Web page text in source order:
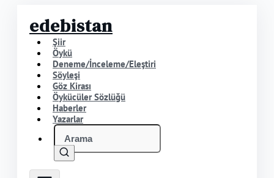
edebistan
Şiir
Öykü
Deneme/İnceleme/Eleştiri
Söyleşi
Göz Kirası
Öykücüler Sözlüğü
Haberler
Yazarlar